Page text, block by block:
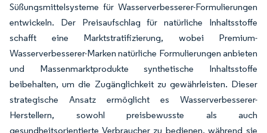
Süßungsmittelsysteme für Wasserverbesserer-Formulierungen
entwickeln. Der Preisaufschlag für natürliche Inhaltsstoffe
schafft eine Marktstratifizierung, wobei Premium-
Wasserverbesserer-Marken natürliche Formulierungen anbieten
und Massenmarktprodukte synthetische Inhaltsstoffe
beibehalten, um die Zugänglichkeit zu gewährleisten. Dieser
strategische Ansatz ermöglicht es Wasserverbesserer-
Herstellern, sowohl preisbewusste als auch
gesundheitsorientierte Verbraucher zu bedienen, während sie